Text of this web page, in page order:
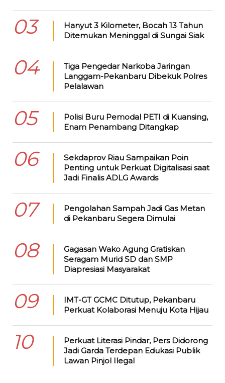
03
Hanyut 3 Kilometer, Bocah 13 Tahun
Ditemukan Meninggal di Sungai Siak
04
Tiga Pengedar Narkoba Jaringan
Langgam-Pekanbaru Dibekuk Polres
Pelalawan
05
Polisi Buru Pemodal PETI di Kuansing,
Enam Penambang Ditangkap
06
Sekdaprov Riau Sampaikan Poin
Penting untuk Perkuat Digitalisasi saat
Jadi Finalis ADLG Awards
07
Pengolahan Sampah Jadi Gas Metan
di Pekanbaru Segera Dimulai
08
Gagasan Wako Agung Gratiskan
Seragam Murid SD dan SMP
Diapresiasi Masyarakat
09
IMT-GT GCMC Ditutup, Pekanbaru
Perkuat Kolaborasi Menuju Kota Hijau
10
Perkuat Literasi Pindar, Pers Didorong
Jadi Garda Terdepan Edukasi Publik
Lawan Pinjol Ilegal